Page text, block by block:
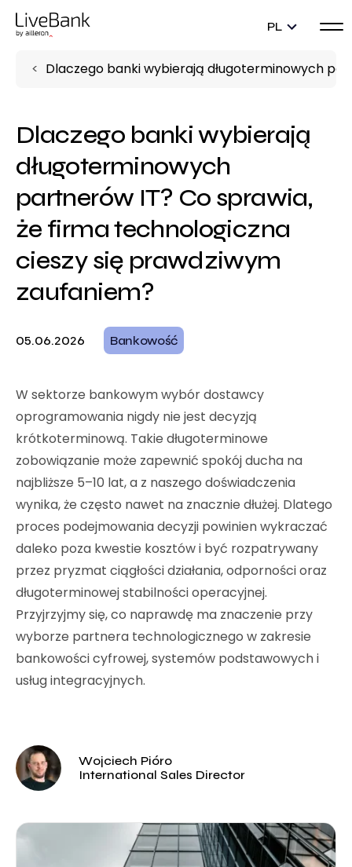
PL
Dlaczego banki wybierają długoterminowych
Dlaczego banki wybierają
długoterminowych
partnerów IT? Co sprawia,
że firma technologiczna
cieszy się prawdziwym
zaufaniem?
05.06.2026 Bankowość
W sektorze bankowym wybór dostawcy
oprogramowania nigdy nie jest decyzją
krótkoterminową. Takie długoterminowe
zobowiązanie może zapewnić spokój ducha na
najbliższe 5–10 lat, a z naszego doświadczenia
wynika, że często nawet na znacznie dłużej. Dlatego
proces podejmowania decyzji powinien wykraczać
daleko poza kwestie kosztów i być rozpatrywany
przez pryzmat ciągłości działania, odporności oraz
długoterminowej stabilności operacyjnej.
Przyjrzyjmy się, co naprawdę ma znaczenie przy
wyborze partnera technologicznego w zakresie
bankowości cyfrowej, systemów podstawowych i
usług integracyjnych.
Wojciech Pióro
International Sales Director